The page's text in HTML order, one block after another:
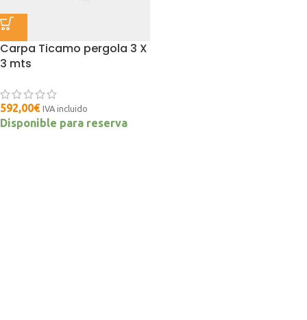
Carpa Ticamo pergola 3 X
3 mts
592,00€ IVA incluido
Disponible para reserva